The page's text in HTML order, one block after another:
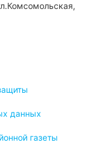
данных
газеты